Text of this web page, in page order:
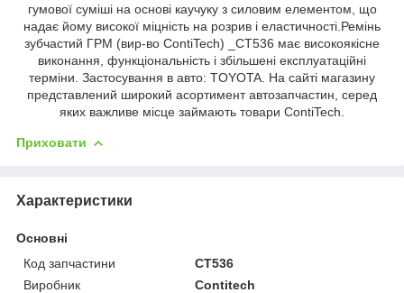
гумової суміші на основі каучуку з силовим елементом, що
надає йому високої міцність на розрив і еластичності.Ремінь
зубчастий ГРМ (вир-во ContiTech) _CT536 має високоякісне
виконання, функціональність і збільшені експлуатаційні
терміни. Застосування в авто: TOYOTA. На сайті магазину
представлений широкий асортимент автозапчастин, серед
яких важливе місце займають товари ContiTech.
Приховати
Характеристики
Основні
Код запчастини
CT536
Виробник
Contitech